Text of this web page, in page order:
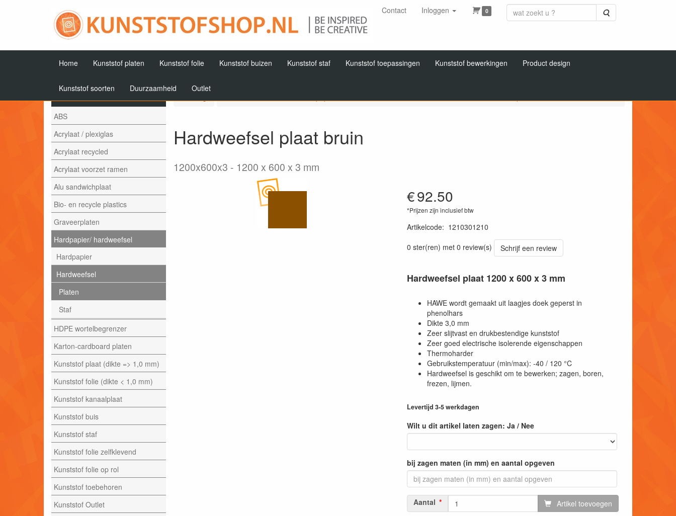
Contact Inloggen 0 Zoeken
Home Kunststof platen Kunststof folie Kunststof buizen Kunststof staf Kunststof toepassingen Kunststof bewerkingen Product design
Kunststof soorten Duurzaamheid Outlet
ABS
Acrylaat / plexiglas
Acrylaat recycled
Acrylaat voorzet ramen
Alu sandwichplaat
Bio- en recycle plastics
Graveerplaten
Hardpapier/ hardweefsel
Hardpapier
Hardweefsel
Platen
Staf
HDPE wortelbegrenzer
Karton-cardboard platen
Kunststof plaat (dikte => 1,0 mm)
Kunststof folie (dikte < 1,0 mm)
Kunststof kanaalplaat
Kunststof buis
Kunststof staf
Kunststof folie zelfklevend
Kunststof folie op rol
Kunststof toebehoren
Kunststof Outlet
Hardweefsel plaat bruin
1200x600x3 1200 x 600 x 3 mm
€92.50
*Prijzen zijn inclusief btw
Artikelcode: 1210301210
0 ster(ren) met 0 review(s)
Schrijf een review
Hardweefsel plaat 1200 x 600 x 3 mm
HAWE wordt gemaakt uit laagjes doek geperst in
phenolhars
Dikte 3,0 mm
Zeer slijtvast en drukbestendige kunststof
Zeer goed electrische isolerende eigenschappen
Thermoharder
Gebruikstemperatuur (min/max): -40 / 120 °C
Hardweefsel is geschikt om te bewerken; zagen, boren,
frezen, lijmen.
Levertijd 3-5 werkdagen
Wilt u dit artikel laten zagen: Ja / Nee
bij zagen maten (in mm) en aantal opgeven
Aantal Artikel toevoegen